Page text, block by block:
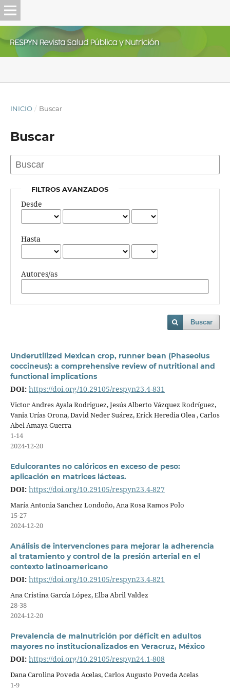
INICIO / Buscar
Buscar
FILTROS AVANZADOS
Desde
Hasta
Autores/as
Buscar
Underutilized Mexican crop, runner bean (Phaseolus
coccineus): a comprehensive review of nutritional and
functional implications
DOI: https://doi.org/10.29105/respyn23.4-831
Victor Andres Ayala Rodriguez, Jesús Alberto Vázquez Rodríguez,
Vania Urías Orona, David Neder Suárez, Erick Heredia Olea , Carlos
Abel Amaya Guerra
1-14
2024-12-20
Edulcorantes no calóricos en exceso de peso:
aplicación en matrices lácteas.
DOI: https://doi.org/10.29105/respyn23.4-827
María Antonia Sanchez Londoño, Ana Rosa Ramos Polo
15-27
2024-12-20
Análisis de intervenciones para mejorar la adherencia
al tratamiento y control de la presión arterial en el
contexto latinoamericano
DOI: https://doi.org/10.29105/respyn23.4-821
Ana Cristina García López, Elba Abril Valdez
28-38
2024-12-20
Prevalencia de malnutrición por déficit en adultos
mayores no institucionalizados en Veracruz, México
DOI: https://doi.org/10.29105/respyn24.1-808
Dana Carolina Poveda Acelas, Carlos Augusto Poveda Acelas
1-9